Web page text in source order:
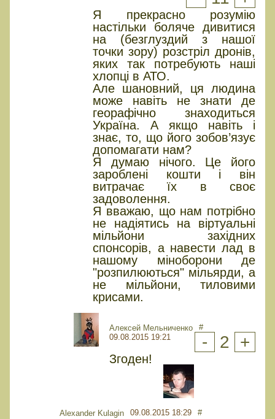
Я прекрасно розумію
настільки боляче дивитися
на (безглуздий з нашої
точки зору) розстріл дронів,
яких так потребують наші
хлопці в АТО.
Але шановний, ця людина
може навіть не знати де
георафічно знаходиться
Україна. А якщо навіть і
знає, то, що його зобов’язує
допомагати нам?
Я думаю нічого. Це його
зароблені кошти і він
витрачає їх в своє
задоволення.
Я вважаю, що нам потрібно
не надіятись на віртуальні
мільйони західних
спонсорів, а навести лад в
нашому міноборони де
"розпилюються" мільярди, а
не мільйони, тиловими
крисами.
Алексей Мельниченко
09.08.2015 19:21
#
- 2 +
Згоден!
Alexander Kulagin 09.08.2015 18:29 #